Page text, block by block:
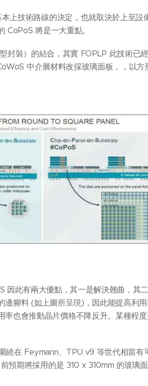
上技術路線的決定，也就取決於上至設
CoPoS 將是一大重點。
封裝）的結合，其實 FOPLP 此技術已
中介層材料改採玻璃面板，，以方
此有兩大優點，其一是解決翹曲，其
腳料 (如上圖所呈現)，因此能提高利
也會推動晶片價格不降反升。某種程
繞在 Feymann、TPU v9 等世代相當有
預期將採用的是 310 x 310mm 的玻璃